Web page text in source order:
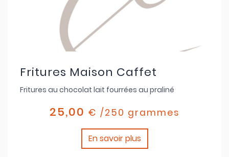
Fritures Maison Caffet
Fritures au chocolat lait fourrées au praliné
25,00 € /250 grammes
En savoir plus